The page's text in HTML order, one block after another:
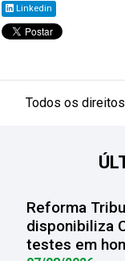
Linkedin
Todos os
Reforma
disponibiliza
testes em